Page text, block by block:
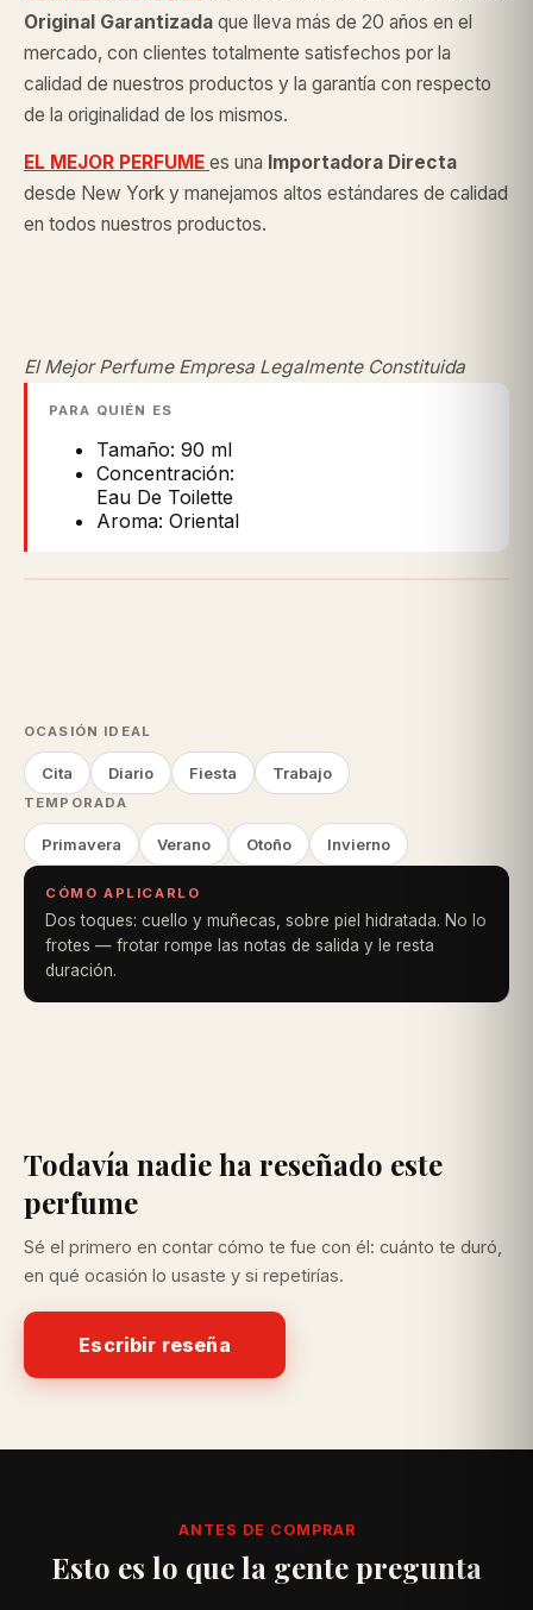
Original Garantizada que lleva más de 20 años en el
mercado, con clientes totalmente satisfechos por la
calidad de nuestros productos y la garantía con respecto
de la originalidad de los mismos.
EL MEJOR PERFUME es una Importadora Directa
desde New York y manejamos altos estándares de calidad
en todos nuestros productos.
El Mejor Perfume Empresa Legalmente Constituida
PARA QUIÉN ES
Tamaño: 90 ml
Concentración:
Eau De Toilette
Aroma: Oriental
OCASIÓN IDEAL
Cita Diario Fiesta Trabajo
TEMPORADA
Primavera Verano Otoño Invierno
CÓMO APLICARLO
Dos toques: cuello y muñecas, sobre piel hidratada. No lo
frotes — frotar rompe las notas de salida y le resta
duración.
Todavía nadie ha reseñado este
perfume
Sé el primero en contar cómo te fue con él: cuánto te duró,
en qué ocasión lo usaste y si repetirías.
Escribir reseña
ANTES DE COMPRAR
Esto es lo que la gente pregunta